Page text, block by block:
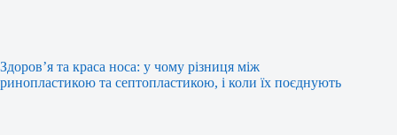
Здоров’я та краса носа: у чому різниця між
ринопластикою та септопластикою, і коли їх поєднують